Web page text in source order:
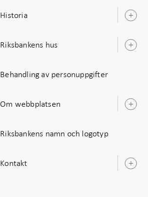
Historia
Riksbankens hus
Behandling av personuppgifter
Om webbplatsen
Riksbankens namn och logotyp
Kontakt